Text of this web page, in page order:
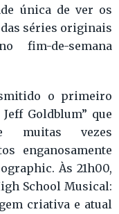
única de ver os
séries originais
fim-de-semana
o primeiro
Goldblum” que
muitas vezes
enganosamente
Às 21h00,
School Musical:
criativa e atual